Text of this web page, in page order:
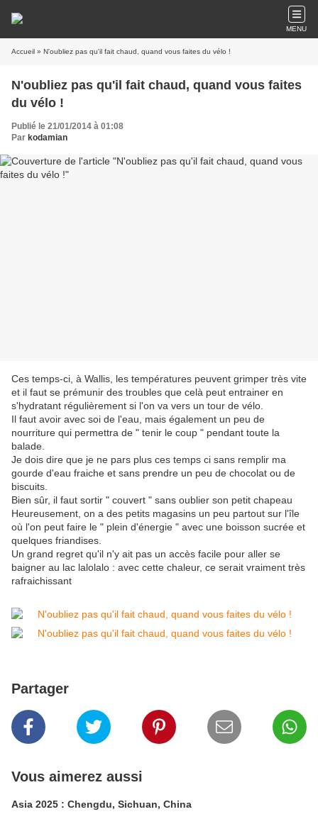
MENU
Accueil » N'oubliez pas qu'il fait chaud, quand vous faites du vélo !
N'oubliez pas qu'il fait chaud, quand vous faites
du vélo !
Publié le 21/01/2014 à 01:08
Par kodamian
Ces temps-ci, à Wallis, les températures peuvent grimper très vite
et il faut se prémunir des troubles que celà peut entrainer en
s'hydratant régulièrement si l'on va vers un tour de vélo.
Il faut avoir avec soi de l'eau, mais également un peu de
nourriture qui permettra de " tenir le coup " pendant toute la
balade.
Je dois dire que je ne pars plus ces temps ci sans remplir ma
gourde d'eau fraiche et sans prendre un peu de chocolat ou de
biscuits.
Bien sûr, il faut sortir " couvert " sans oublier son petit chapeau
Heureusement, on a des petits magasins un peu partout sur l'île
où l'on peut faire le " plein d'énergie " avec une boisson sucrée et
quelques friandises.
Un grand regret qu'il n'y ait pas un accès facile pour aller se
baigner au lac lalolalo : avec cette chaleur, ce serait vraiment très
rafraichissant
Partager
Vous aimerez aussi
Asia 2025 : Chengdu, Sichuan, China